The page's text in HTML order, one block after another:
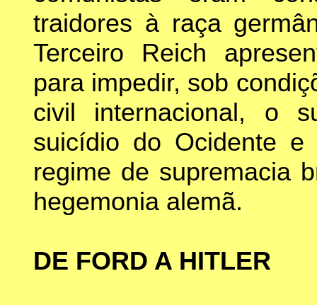
traidores à raça
Terceiro Reich
para impedir, sob
civil internacional, o
suicídio do Ocidente
regime de supremacia
hegemonia alemã.
DE FORD A HITLER